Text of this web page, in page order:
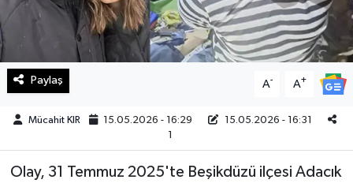
Paylaş A- A+
Mücahit KIR 15.05.2026 - 16:29
15.05.2026 - 16:31
1
Olay, 31 Temmuz 2025'te Beşikdüzü ilçesi Adacık
SürManşet
Teknoloji
Yaşam
KAHRAMANMARAŞ